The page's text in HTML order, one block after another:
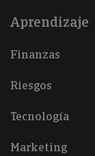
Aprendizaje
Finanzas
Riesgos
Tecnología
Marketing